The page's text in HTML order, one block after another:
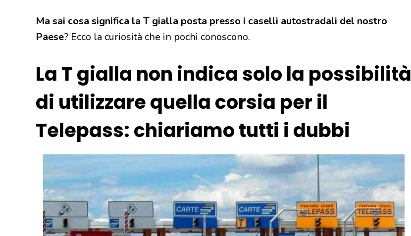
Ma sai cosa significa la T gialla posta presso i caselli autostradali del nostro
Paese? Ecco la curiosità che in pochi conoscono.
La T gialla non indica solo la possibilità
di utilizzare quella corsia per il
Telepass: chiariamo tutti i dubbi